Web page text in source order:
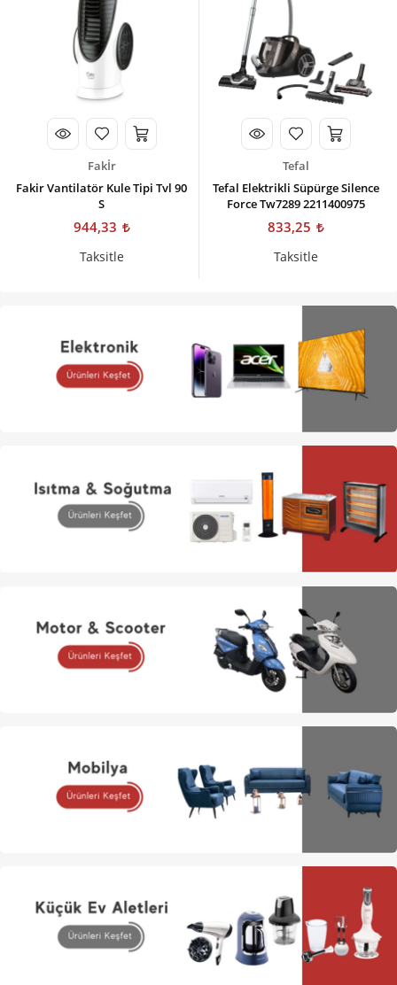
Fakİr
Fakir Vantilatör Kule Tipi Tvl 90
S
944,33
Taksitle
Tefal
Tefal Elektrikli Süpürge Silence
Force Tw7289 2211400975
833,25
Taksitle